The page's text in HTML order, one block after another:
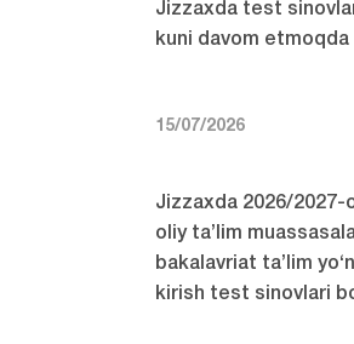
Jizzaxda test
kuni davom etmoqda
15/07/2026
Jizzaxda 2026/2027-
oliy ta’lim
bakalavriat ta’lim
kirish test sinovlari